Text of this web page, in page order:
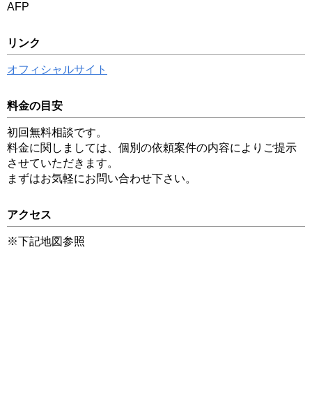
AFP
リンク
オフィシャルサイト
料金の目安
初回無料相談です。
料金に関しましては、個別の依頼案件の内容によりご提示
させていただきます。
まずはお気軽にお問い合わせ下さい。
アクセス
※下記地図参照